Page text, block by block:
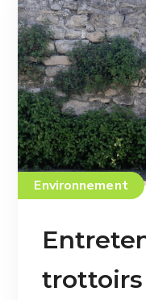
Environnement
trottoirs